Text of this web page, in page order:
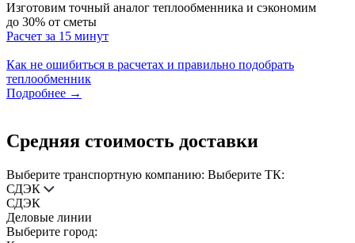
Изготовим точный аналог теплообменника и сэкономим
до 30% от сметы
Расчет за 15 минут
Как не ошибиться в расчетах и правильно подобрать
теплообменник
Подробнее →
Средняя стоимость доставки
Выберите транспортную компанию: Выберите ТК:
СДЭК
СДЭК
Деловые линии
Выберите город: